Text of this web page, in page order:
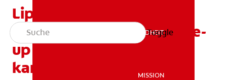
MUNDGESUNDHEIT
MISSION
Toggle
Lippenstiftfarbe für
weißere Zähne: Wie Make-
up Ihr Lächeln aufhellen
kann